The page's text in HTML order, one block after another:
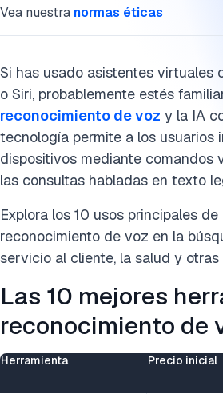
Vea nuestra normas éticas
Si has usado asistentes virtuales
o Siri, probablemente estés
reconocimiento de voz y la IA
tecnología permite a los usuarios
dispositivos mediante comandos
las consultas habladas en texto
Explora los 10 usos principales
reconocimiento de voz en la
servicio al cliente, la salud y otras
Las 10 mejores
reconocimiento de
Herramienta Precio inicial
7. Educación y ámbito académico
9. Tecnología legal
10. Experiencias de voz
Preguntas frecuentes